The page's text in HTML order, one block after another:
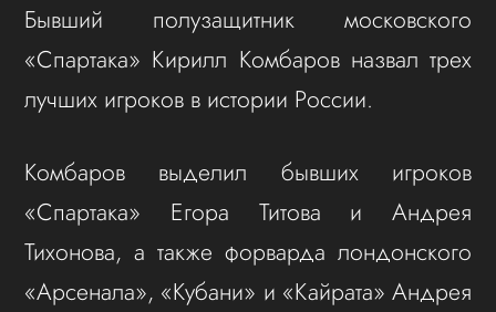
Бывший полузащитник московского
«Спартака» Кирилл Комбаров назвал трех
лучших игроков в истории России.
Комбаров выделил бывших игроков
«Спартака» Егора Титова и Андрея
Тихонова, а также форварда лондонского
«Арсенала», «Кубани» и «Кайрата» Андрея